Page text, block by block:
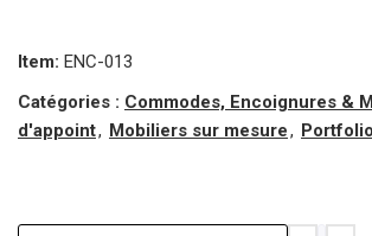
Item: ENC-013
Catégories : Commodes, Encoignures &
d'appoint, Mobiliers sur mesure, Portfolio